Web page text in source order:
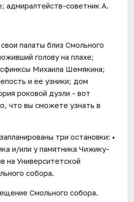
адмиралтейств-советник А.
палаты близ Смольного
голову на плахе;
Михаила Шемякина;
и ее узники; дом
роковой дуэли - вот
что вы сможете узнать в
три остановки: •
и/или у памятника Чижику-
на Университетской
собора.
Смольного собора.